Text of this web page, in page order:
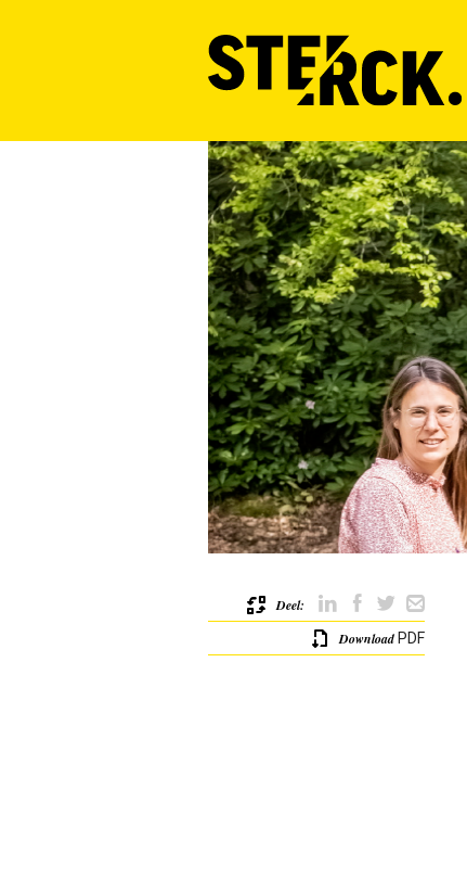
Deel:
DownloadPDF